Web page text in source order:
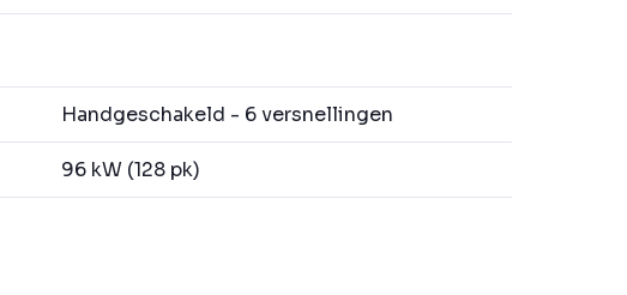
Handgeschakeld - 6 versnellingen
96 kW (128 pk)